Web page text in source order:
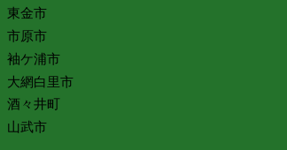
東金市
市原市
袖ケ浦市
大網白里市
酒々井町
山武市